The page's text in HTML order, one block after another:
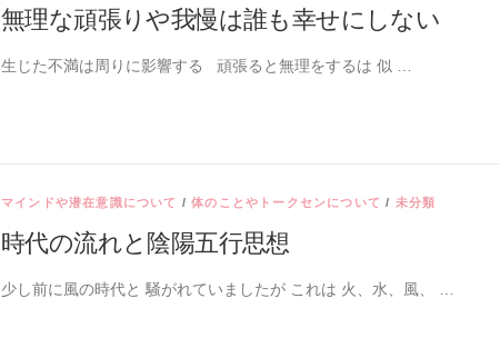
無理な頑張りや我慢は誰も幸せにしない
生じた不満は周りに影響する ⁡ ⁡ 頑張ると無理をするは 似 …
マインドや潜在意識について /体のことやトークセンについて / 未分類
時代の流れと陰陽五行思想
少し前に風の時代と 騒がれていましたが これは 火、水、風、 …